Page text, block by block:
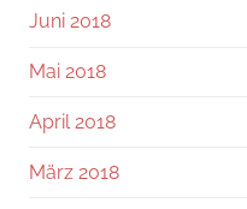
Juni 2018
Mai 2018
April 2018
März 2018